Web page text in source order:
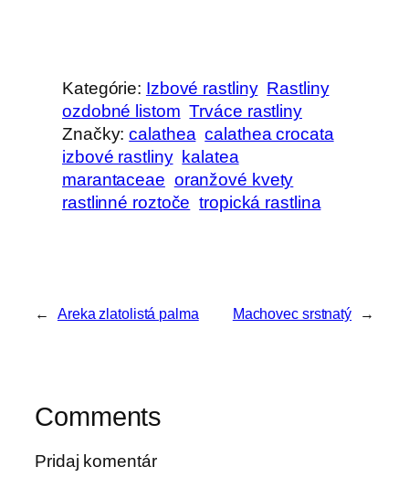
Kategórie: Izbové rastliny Rastliny
ozdobné listom Trváce rastliny
Značky:calathea calathea crocata
izbové rastliny kalatea
marantaceae oranžové kvety
rastlinné roztoče tropická rastlina
← Areka zlatolistá palma Machovec srstnatý →
Comments
Pridaj komentár